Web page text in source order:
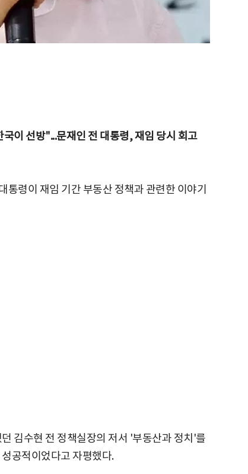
이 선방"...문재인 전 대통령, 재임 당시 회고
령이 재임 기간 부동산 정책과 관련한 이야기
김수현 전 정책실장의 저서 '부동산과 정치'를
공적이었다고 자평했다.